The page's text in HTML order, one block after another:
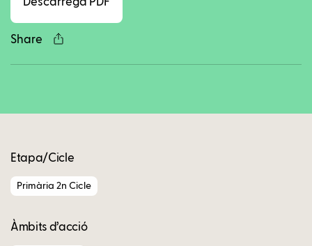
Descarrega PDF
Share
Etapa/Cicle
Primària 2n Cicle
Àmbits d’acció